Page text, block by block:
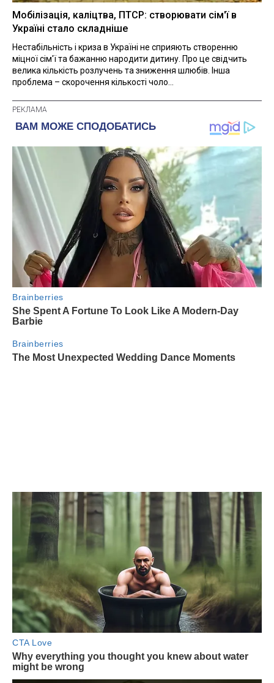
Мобілізація, каліцтва, ПТСР: створювати сім'ї в
Україні стало складніше
Нестабільність і криза в Україні не сприяють створенню
міцної сім'ї та бажанню народити дитину. Про це свідчить
велика кількість розлучень та зниження шлюбів. Інша
проблема – скорочення кількості чоло...